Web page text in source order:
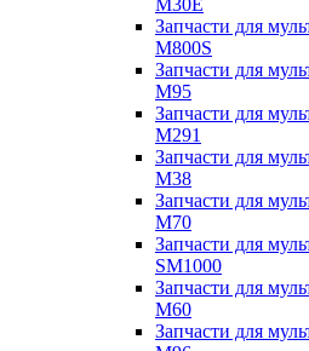
M30E
Запчасти для
M800S
Запчасти для
M95
Запчасти для
M291
Запчасти для
M38
Запчасти для
M70
Запчасти для
SM1000
Запчасти для
M60
Запчасти для